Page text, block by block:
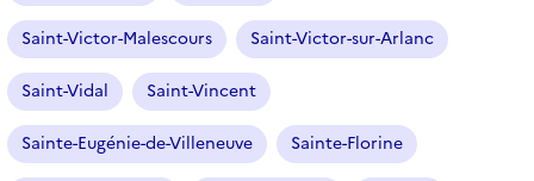
Saint-Victor-Malescours Saint-Victor-sur-Arlanc
Saint-Vidal Saint-Vincent
Sainte-Eugénie-de-Villeneuve Sainte-Florine